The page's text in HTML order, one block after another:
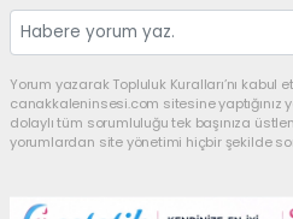
Yorum yazarak Topluluk Kuralları’nı kabul
canakkaleninsesi.com sitesine
dolaylı tüm sorumluluğu tek başınıza
yorumlardan site yönetimi hiçbir şekilde